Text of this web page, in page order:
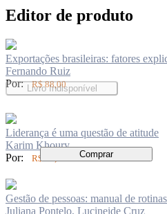
Editor de produto
Exportações brasileiras: fatores
Fernando Ruiz
Por:
R$ 88,00
Livro Indisponível
Liderança é uma questão de atitude
Karim Khoury
Por:
R$ 94,00 Comprar
Gestão de pessoas: manual de
Juliana Pontelo, Lucineide Cruz